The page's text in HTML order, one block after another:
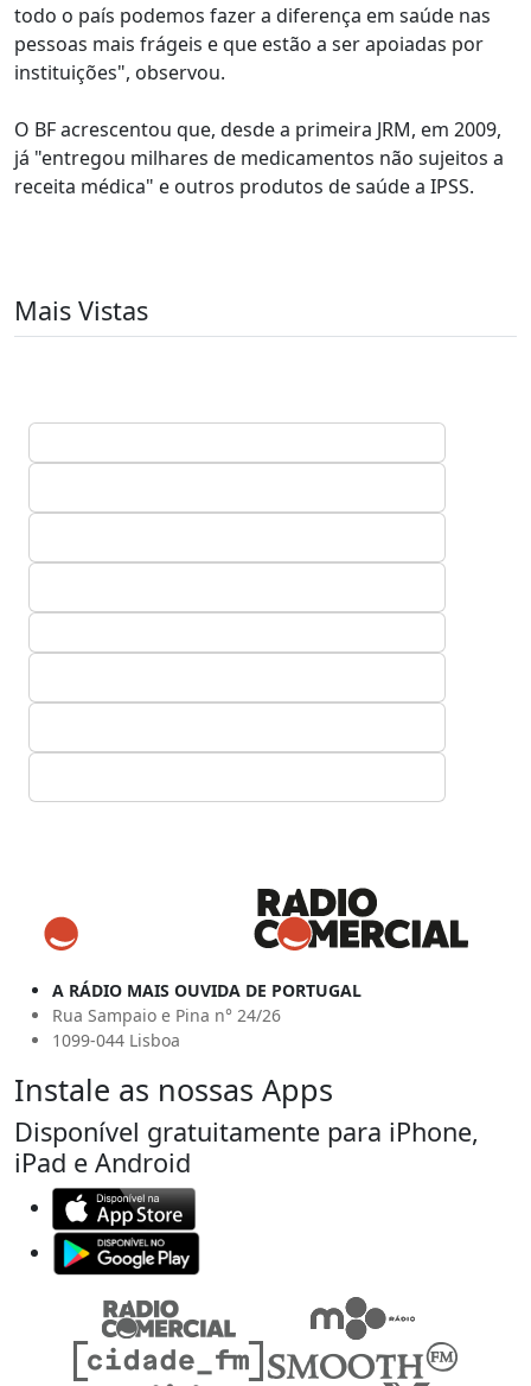
todo o país podemos fazer a diferença em saúde nas
pessoas mais frágeis e que estão a ser apoiadas por
instituições", observou.
O BF acrescentou que, desde a primeira JRM, em 2009,
já "entregou milhares de medicamentos não sujeitos a
receita médica" e outros produtos de saúde a IPSS.
Mais Vistas
A RÁDIO MAIS OUVIDA DE PORTUGAL
Rua Sampaio e Pina n° 24/26
1099-044 Lisboa
Instale as nossas Apps
Disponível gratuitamente para iPhone,
iPad e Android